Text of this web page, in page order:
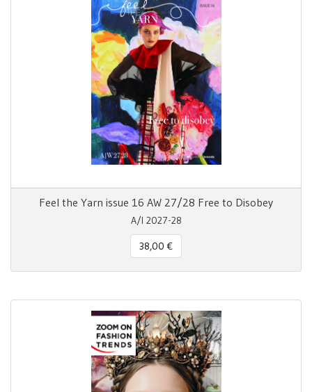
Feel the Yarn issue 16 AW 27/28 Free to Disobey
A/I 2027-28
38,00 €